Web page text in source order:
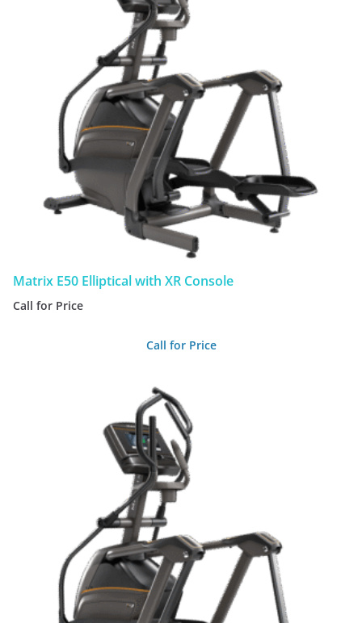
Matrix E50 Elliptical with XR Console
Call for Price
Call for Price